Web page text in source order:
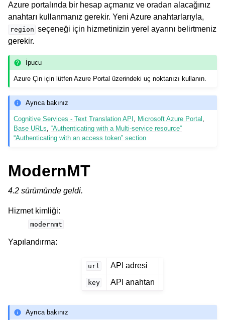
Azure portalında bir hesap açmanız ve oradan alacağınız
anahtarı kullanmanız gerekir. Yeni Azure anahtarlarıyla,
region seçeneği için hizmetinizin yerel ayarını belirtmeniz
gerekir.
İpucu
Azure Çin için lütfen Azure Portal üzerindeki uç noktanızı kullanın.
Ayrıca bakınız
Cognitive Services - Text Translation API , Microsoft Azure Portal ,
Base URLs,“Authenticating with a Multi-service resource”
“Authenticating with an access token” section
ModernMT
4.2 sürümünde geldi.
Hizmet kimliği:
modernmt
Yapılandırma:
url API adresi
key API anahtarı
Ayrıca bakınız